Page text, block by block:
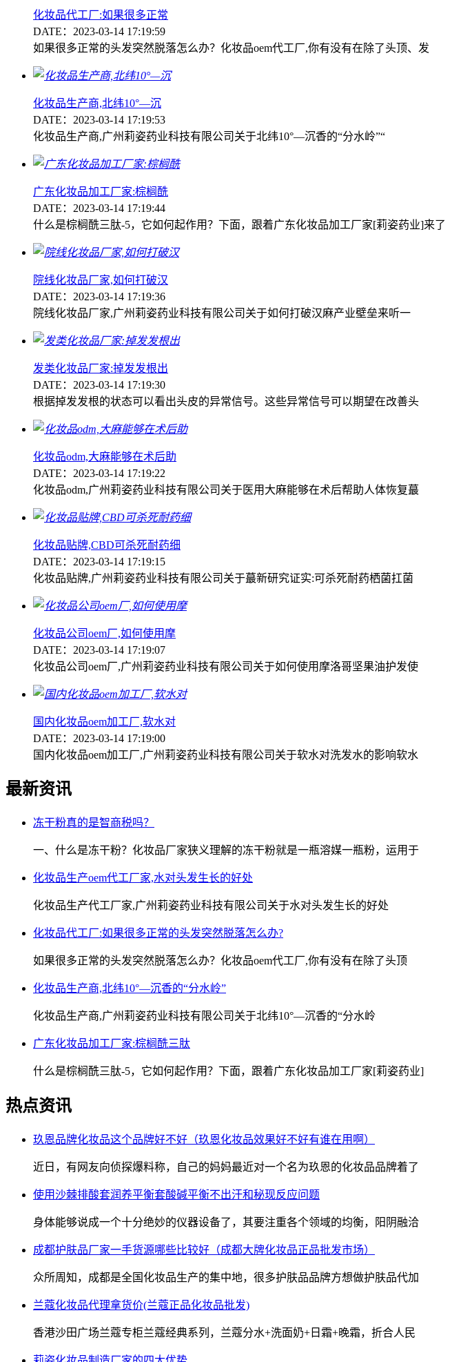
化妆品代工厂:如果很多正常
DATE：2023-03-14 17:19:59
如果很多正常的头发突然脱落怎么办？化妆品oem代工厂,你有没有在除了头顶、发
化妆品生产商,北纬10°—沉
DATE：2023-03-14 17:19:53
化妆品生产商,广州莉姿药业科技有限公司关于北纬10°—沉香的“分水岭”“
广东化妆品加工厂家:棕榈酰
DATE：2023-03-14 17:19:44
什么是棕榈酰三肽-5，它如何起作用？下面，跟着广东化妆品加工厂家[莉姿药业]来了
院线化妆品厂家,如何打破汉
DATE：2023-03-14 17:19:36
院线化妆品厂家,广州莉姿药业科技有限公司关于如何打破汉麻产业壁垒来听一
发类化妆品厂家:掉发发根出
DATE：2023-03-14 17:19:30
根据掉发发根的状态可以看出头皮的异常信号。这些异常信号可以期望在改善头
化妆品odm,大麻能够在术后助
DATE：2023-03-14 17:19:22
化妆品odm,广州莉姿药业科技有限公司关于医用大麻能够在术后帮助人体恢复蕞
化妆品贴牌,CBD可杀死耐药细
DATE：2023-03-14 17:19:15
化妆品贴牌,广州莉姿药业科技有限公司关于蕞新研究证实:可杀死耐药栖菌扛菌
化妆品公司oem厂,如何使用摩
DATE：2023-03-14 17:19:07
化妆品公司oem厂,广州莉姿药业科技有限公司关于如何使用摩洛哥坚果油护发使
国内化妆品oem加工厂,软水对
DATE：2023-03-14 17:19:00
国内化妆品oem加工厂,广州莉姿药业科技有限公司关于软水对洗发水的影响软水
最新资讯
冻干粉真的是智商税吗？
一、什么是冻干粉？化妆品厂家狭义理解的冻干粉就是一瓶溶媒一瓶粉，运用于
化妆品生产oem代工厂家,水对头发生长的好处
化妆品生产代工厂家,广州莉姿药业科技有限公司关于水对头发生长的好处
化妆品代工厂:如果很多正常的头发突然脱落怎么办?
如果很多正常的头发突然脱落怎么办？化妆品oem代工厂,你有没有在除了头顶
化妆品生产商,北纬10°—沉香的“分水岭”
化妆品生产商,广州莉姿药业科技有限公司关于北纬10°—沉香的“分水岭
广东化妆品加工厂家:棕榈酰三肽
什么是棕榈酰三肽-5，它如何起作用？下面，跟着广东化妆品加工厂家[莉姿药业]
热点资讯
玖恩品牌化妆品这个品牌好不好（玖恩化妆品效果好不好有谁在用啊）
近日，有网友向侦探爆料称，自己的妈妈最近对一个名为玖恩的化妆品品牌着了
使用沙棘排酸套润养平衡套酸碱平衡不出汗和秘现反应问题
身体能够说成一个十分绝妙的仪器设备了，其要注重各个领域的均衡，阳阴融洽
成都护肤品厂家一手货源哪些比较好（成都大牌化妆品正品批发市场）
众所周知，成都是全国化妆品生产的集中地，很多护肤品品牌方想做护肤品代加
兰蔻化妆品代理拿货价(兰蔻正品化妆品批发)
香港沙田广场兰蔻专柜兰蔻经典系列，兰蔻分水+洗面奶+日霜+晚霜，折合人民